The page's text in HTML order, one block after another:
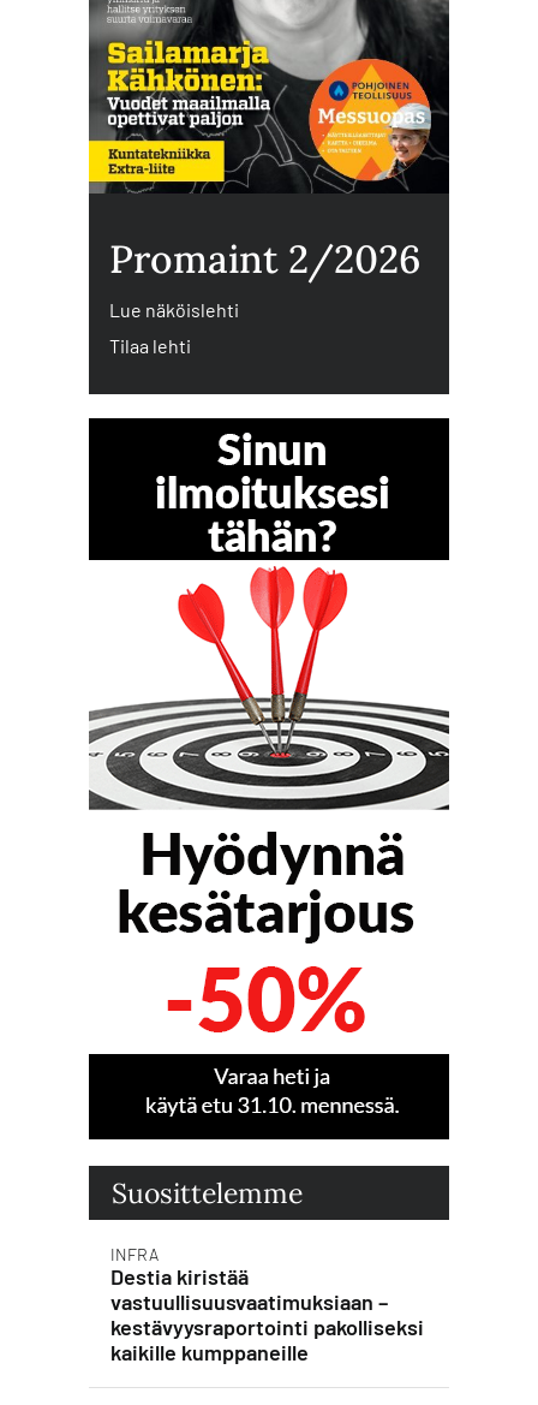
Promaint 2/2026
Lue näköislehti
Tilaa lehti
Suosittelemme
INFRA
Destia kiristää
vastuullisuusvaatimuksiaan –
kestävyysraportointi pakolliseksi
kaikille kumppaneille